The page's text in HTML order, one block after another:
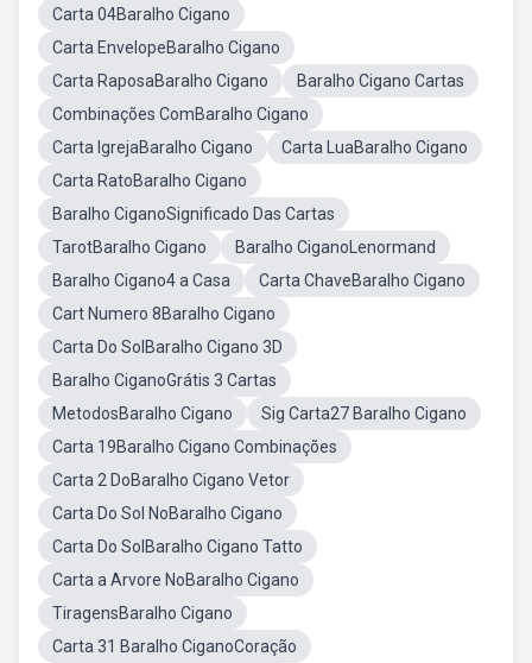
Carta 04Baralho Cigano
Carta EnvelopeBaralho Cigano
Carta RaposaBaralho Cigano
Baralho Cigano Cartas
Combinações ComBaralho Cigano
Carta IgrejaBaralho Cigano
Carta LuaBaralho Cigano
Carta RatoBaralho Cigano
Baralho CiganoSignificado Das Cartas
TarotBaralho Cigano
Baralho CiganoLenormand
Baralho Cigano4 a Casa
Carta ChaveBaralho Cigano
Cart Numero 8Baralho Cigano
Carta Do SolBaralho Cigano 3D
Baralho CiganoGrátis 3 Cartas
MetodosBaralho Cigano
Sig Carta27 Baralho Cigano
Carta 19Baralho Cigano Combinações
Carta 2 DoBaralho Cigano Vetor
Carta Do Sol NoBaralho Cigano
Carta Do SolBaralho Cigano Tatto
Carta a Arvore NoBaralho Cigano
TiragensBaralho Cigano
Carta 31 Baralho CiganoCoração